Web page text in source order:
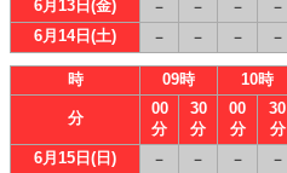
6月13日(金) － － － －
6月14日(土) － － － －
時 09時 10時
分
00
分
30
分
00
分
30
分
6月15日(日)
－ － － －